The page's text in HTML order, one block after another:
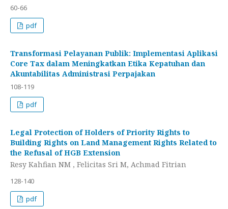
60-66
pdf
Transformasi Pelayanan Publik: Implementasi Aplikasi
Core Tax dalam Meningkatkan Etika Kepatuhan dan
Akuntabilitas Administrasi Perpajakan
108-119
pdf
Legal Protection of Holders of Priority Rights to
Building Rights on Land Management Rights Related to
the Refusal of HGB Extension
Resy Kahfian NM , Felicitas Sri M, Achmad Fitrian
128-140
pdf